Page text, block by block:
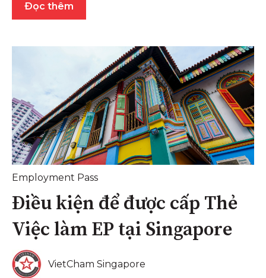
Đọc thêm
Employment Pass
Điều kiện để được cấp Thẻ
Việc làm EP tại Singapore
VietCham Singapore